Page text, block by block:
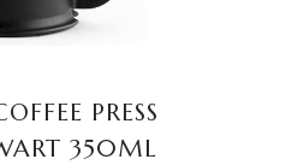
PRESS
350ML